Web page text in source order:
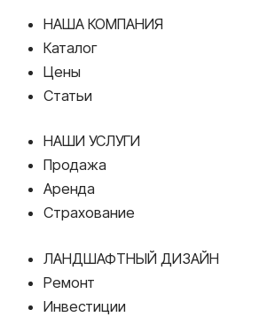
НАША КОМПАНИЯ
Каталог
Цены
Статьи
НАШИ УСЛУГИ
Продажа
Аренда
Страхование
ЛАНДШАФТНЫЙ ДИЗАЙН
Ремонт
Инвестиции